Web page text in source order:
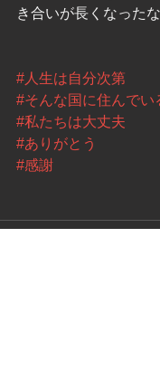
き合いが長くなった
#人生は自分次第
#そんな国に住んでい
#私たちは大丈夫
#ありがとう
#感謝